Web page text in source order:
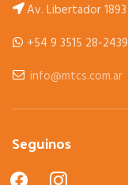
Av. Libertador
+54 9 3515 28-2439
info@mtcs.com.ar
Seguinos
facebookinstagram